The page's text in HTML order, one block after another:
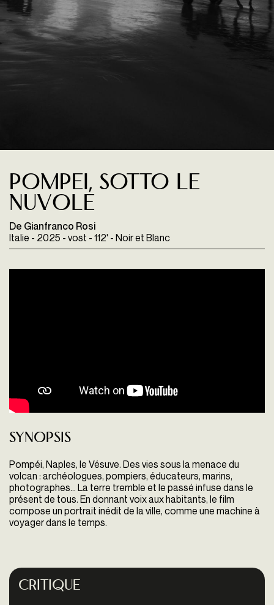
Pompei, Sotto le
Nuvole
De Gianfranco Rosi
Italie - 2025 - vost - 112' - Noir et Blanc
Synopsis
Pompéi, Naples, le Vésuve. Des vies sous la menace du
volcan : archéologues, pompiers, éducateurs, marins,
photographes… La terre tremble et le passé infuse dans le
présent de tous. En donnant voix aux habitants, le film
compose un portrait inédit de la ville, comme une machine à
voyager dans le temps.
Critique